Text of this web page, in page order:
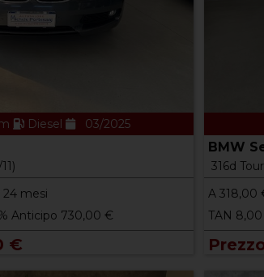
Diesel 03/2025
mesi
Anticipo 730,00 €
€
BMW
316d
A 318,00
TAN